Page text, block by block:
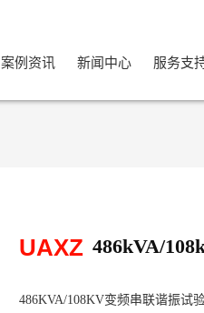
案例资讯 新闻中心 服务支
UAXZ 486kVA/
486KVA/108KV变频串联谐振试